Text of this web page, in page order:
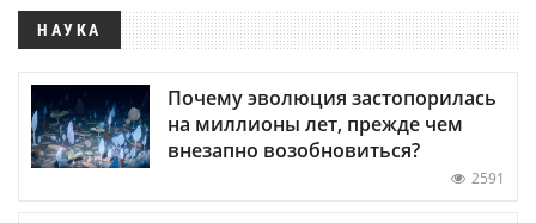
НАУКА
Почему эволюция застопорилась
на миллионы лет, прежде чем
внезапно возобновиться?
2591